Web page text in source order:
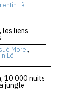
Lê
les liens
Morel,
Lê
10 000 nuits
jungle